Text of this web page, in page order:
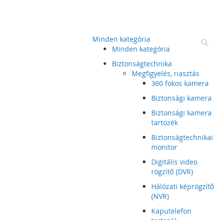
Minden kategória
Minden kategória
Biztonságtechnika
Megfigyelés, riasztás
360 fokos kamera
Biztonsági kamera
Biztonsági kamera
tartozék
Biztonságtechnikai
monitor
Digitális video
rögzítő (DVR)
Hálózati képrögzítő
(NVR)
Kaputelefon